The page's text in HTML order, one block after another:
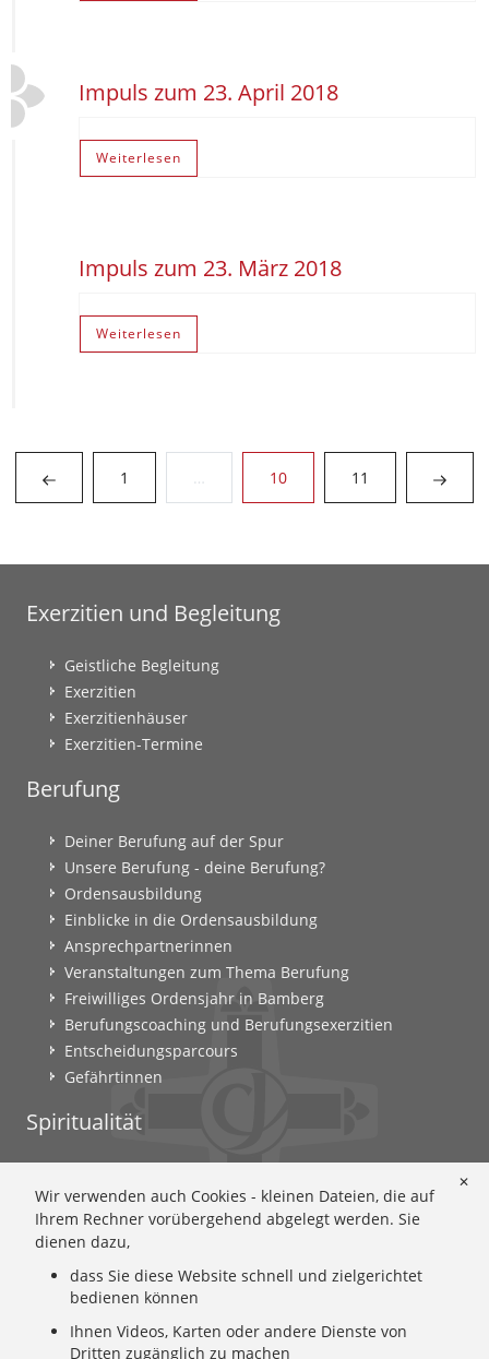
Impuls zum 23. April 2018
Weiterlesen
Impuls zum 23. März 2018
Weiterlesen
1 … 10(current) 11
Exerzitien und Begleitung
Geistliche Begleitung
Exerzitien
Exerzitienhäuser
Exerzitien-Termine
Berufung
Deiner Berufung auf der Spur
Unsere Berufung - deine Berufung?
Ordensausbildung
Einblicke in die Ordensausbildung
Ansprechpartnerinnen
Veranstaltungen zum Thema Berufung
Freiwilliges Ordensjahr in Bamberg
Berufungscoaching und Berufungsexerzitien
Entscheidungsparcours
Gefährtinnen
Spiritualität
Ignatianisch beten: Wie geht das? Eine Anleitung
Ignatianisch und weiblich: Mary Wards Spiritualität
Mary-Ward: Geschichte und Texte im Überblick
Mary Ward 400: Mary Wards erster Weg nach Rom
Spirituelle Impulse
Zeitschrift: Spiritualität konkret
✕
Wir verwenden auch Cookies - kleinen Dateien, die auf
Ihrem Rechner vorübergehend abgelegt werden. Sie
dienen dazu,
dass Sie diese Website schnell und zielgerichtet
bedienen können
Ihnen Videos, Karten oder andere Dienste von
Dritten zugänglich zu machen